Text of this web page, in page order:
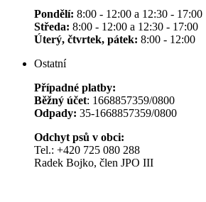
Pondělí: 8:00 - 12:00 a 12:30 - 17:00
Středa: 8:00 - 12:00 a 12:30 - 17:00
Úterý, čtvrtek, pátek: 8:00 - 12:00
Ostatní
Případné platby:
Běžný účet: 1668857359/0800
Odpady: 35-1668857359/0800
Odchyt psů v obci:
Tel.: +420 725 080 288
Radek Bojko, člen JPO III